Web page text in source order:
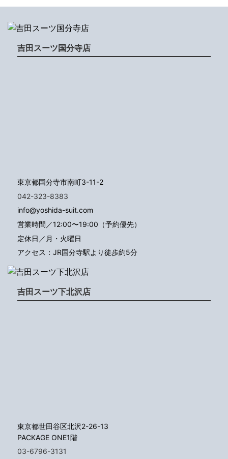
吉田スーツ国分寺店
東京都国分寺市南町3-11-2
042-323-8383
info@yoshida-suit.com
営業時間／12:00〜19:00（予約優先）
定休日／月・火曜日
アクセス：JR国分寺駅より徒歩約5分
吉田スーツ下北沢店
東京都世田谷区北沢2-26-13
PACKAGE ONE1階
03-6796-3131